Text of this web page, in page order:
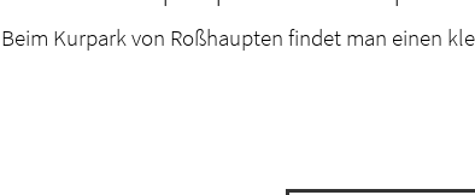
Beim Kurpark von Roßhaupten findet man einen